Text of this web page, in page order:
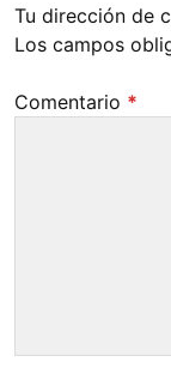
Tu dirección de
Los campos
Comentario *